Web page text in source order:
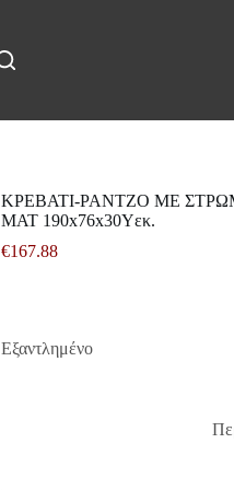
ΚΡΕΒΑΤΙ-ΡΑΝΤΖΟ ΜΕ
ΜΑΤ 190x76x30Υεκ.
€167.88
Εξαντλημένο